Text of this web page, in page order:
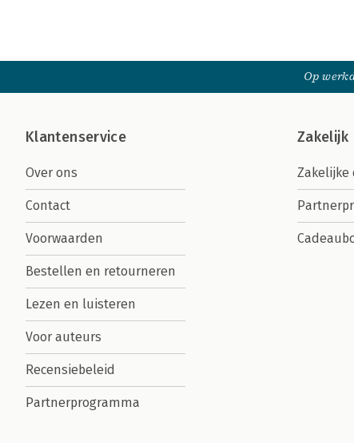
Op
Klantenservice
Over ons
Contact
Voorwaarden
Bestellen en retourneren
Lezen en luisteren
Voor auteurs
Recensiebeleid
Partnerprogramma
Zakelijk
Zakelijke